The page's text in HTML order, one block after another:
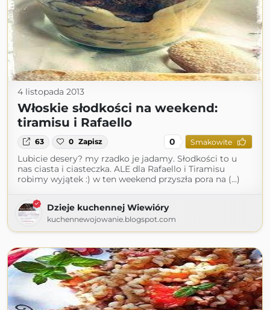
4 listopada 2013
Włoskie słodkości na weekend:
tiramisu i Rafaello
63 0 Zapisz 0 Smakowite
Lubicie desery? my rzadko je jadamy. Słodkości to u
nas ciasta i ciasteczka. ALE dla Rafaello i Tiramisu
robimy wyjątek :) w ten weekend przyszła pora na (...)
Dzieje kuchennej Wiewióry
kuchennewojowanie.blogspot.com